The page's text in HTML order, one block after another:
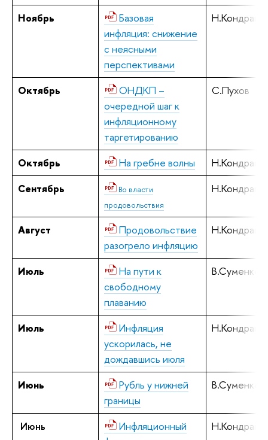
Ноябрь
Базовая
инфляция: снижение
с неясными
перспективами
Октябрь
ОНДКП –
очередной шаг к
инфляционному
таргетированию
С.Пухов
Октябрь На гребне волны
Сентябрь
Во власти
продовольствия
Август
Продовольствие
разогрело инфляцию
Июль
На пути к
свободному
плаванию
В.Суменков
Июль
Инфляция
ускорилась, не
дождавшись июля
Июнь
Рубль у нижней
границы
В.Суменков
Июнь
Инфляционный